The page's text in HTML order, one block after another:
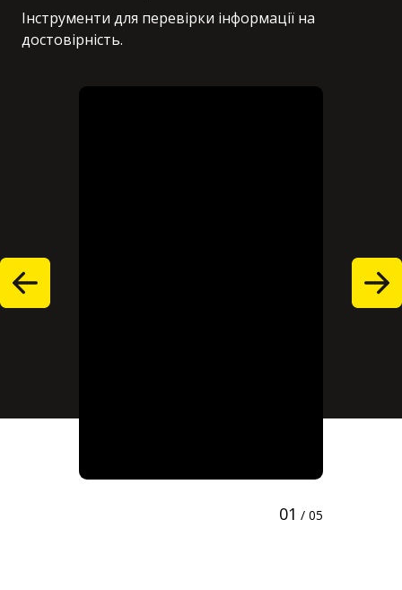
Інструменти для перевірки інформації на
достовірність.
01 / 05